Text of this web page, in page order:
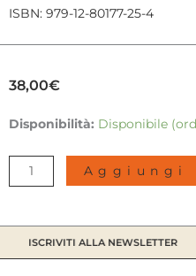
ISBN: 979-12-80177-25-4
38,00€
Disponibilità: Disponibile
You
the
roots
Aggiungi
ISCRIVITI ALLA NEWSLETTER